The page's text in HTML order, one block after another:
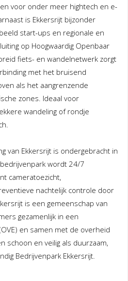
voor onder meer hightech en e-
is Ekkersrijt bijzonder
start-ups en regionale en
op Hoogwaardig Openbaar
fiets- en wandelnetwerk zorgt
met het bruisend
als het aangrenzende
zones. Ideaal voor
wandeling of rondje
van Ekkersrijt is ondergebracht in
wordt 24/7
cameratoezicht,
nachtelijk controle door
is een gemeenschap van
gezamenlijk in een
en samen met de overheid
schoon en veilig als duurzaam,
Bedrijvenpark Ekkersrijt.